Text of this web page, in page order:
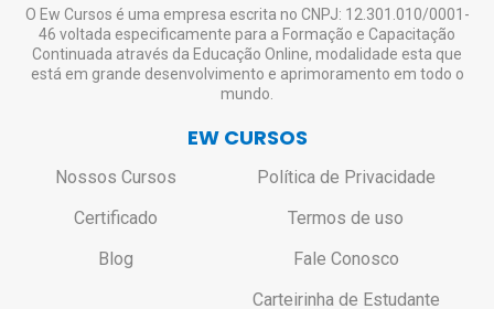
Não haverá bloqueio ou restrição de
acesso aos alunos que não solicitarem o
certificado.
O Ew Cursos é uma empresa escrita no CNPJ: 12.301.010/0001-
46 voltada especificamente para a Formação e Capacitação
Continuada através da Educação Online, modalidade esta que
está em grande desenvolvimento e aprimoramento em todo o
mundo.
EW CURSOS
Nossos Cursos
Certificado
Blog
Política de Privacidade
Termos de uso
Fale Conosco
Carteirinha de Estudante